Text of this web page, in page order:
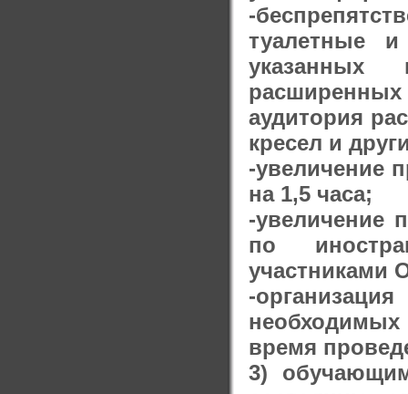
-
туалетные
указанных
расширенных
аудитория
кресел и
-увеличение
на 1,5 часа;
-увеличение
по
участниками
-
время
3)